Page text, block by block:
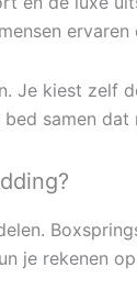
Je kiest
samen
je rekenen